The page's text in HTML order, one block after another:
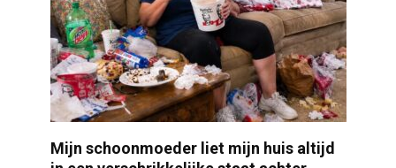
Mijn schoonmoeder liet mijn huis altijd